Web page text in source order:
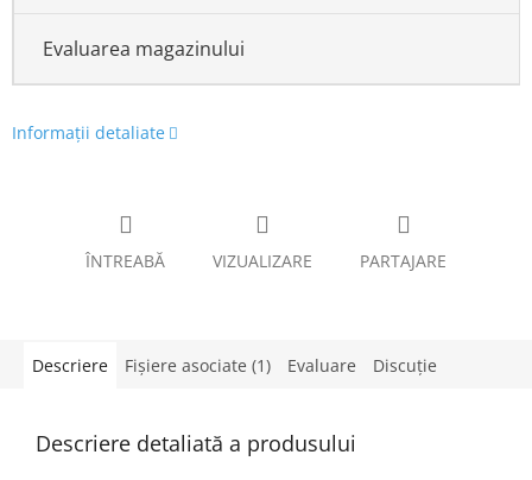
Evaluarea magazinului
Informaţii detaliate
ÎNTREABĂ VIZUALIZARE PARTAJARE
Descriere Fişiere asociate (1) Evaluare Discuţie
Descriere detaliată a produsului